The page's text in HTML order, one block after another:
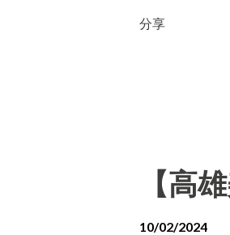
分享
【高
10/02/2024